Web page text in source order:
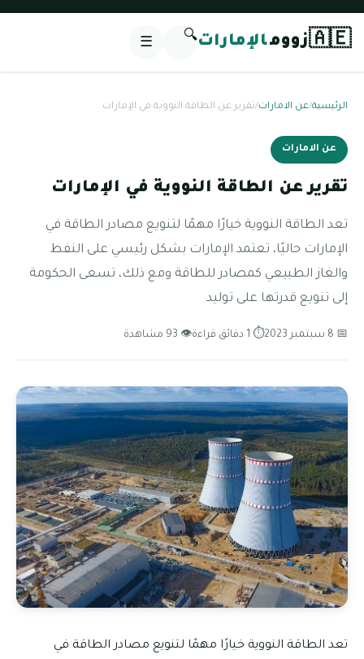
🇦🇪زوومالإمارات🔍
☰
الرئيسية/عن الامارات/تقرير عن الطاقة النووية في الإمارات
عن الامارات
تقرير عن الطاقة النووية في الإمارات
تعد الطاقة النووية خيارًا مهمًا لتنويع مصادر الطاقة في
الإمارات حاليًا، تعتمد الإمارات بشكل رئيسي على النفط
والغاز الطبيعي كمصادر للطاقة ومع ذلك، تسعى الحكومة
إلى تنويع قدرتها على توليد
📅 8 سبتمبر 2023 ⏱ 1 دقائق قراءة 👁 93 مشاهدة
تعد الطاقة النووية خيارًا مهمًا لتنويع مصادر الطاقة في